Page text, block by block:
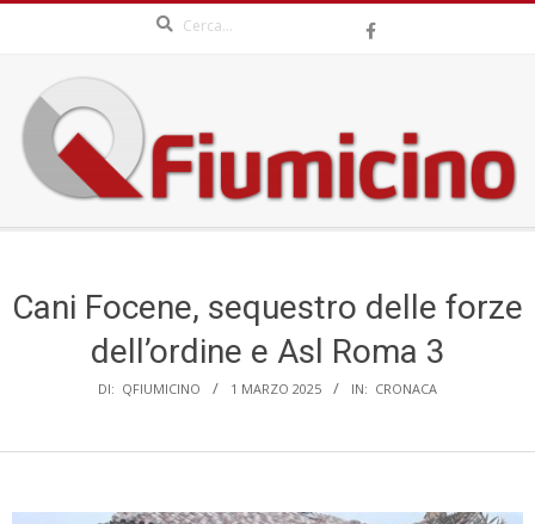
content
QFIUMICINO.COM
Menu
Cani Focene, sequestro delle forze
dell’ordine e Asl Roma 3
DI: QFIUMICINO 1 MARZO 2025 IN: CRONACA